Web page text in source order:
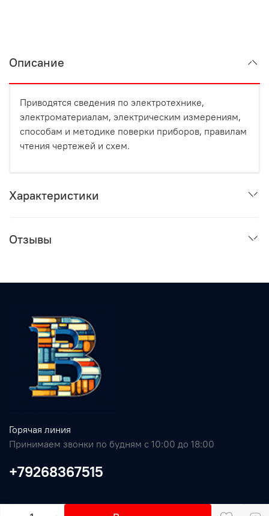
Описание
Приводятся сведения по электротехнике,
электроматериалам, электрическим измерениям,
способам и методике поверки приборов, правилам
чтения чертежей и схем.
Характеристики
Отзывы
Горячая линия
Принимаем звонки по будням с 10:00 до 18:00
+79268367515